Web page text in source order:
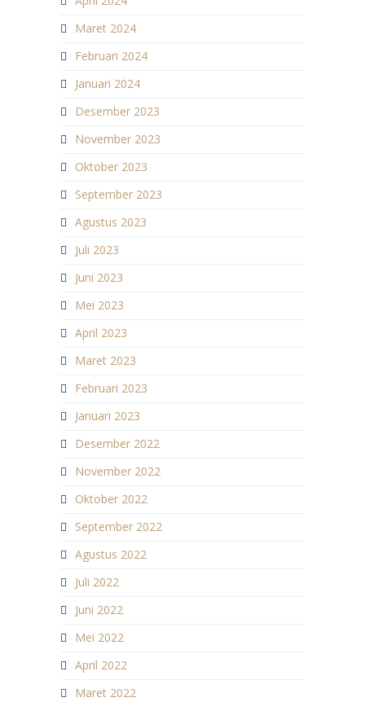
Maret 2024
Februari 2024
Januari 2024
Desember 2023
November 2023
Oktober 2023
September 2023
Agustus 2023
Juli 2023
Juni 2023
Mei 2023
April 2023
Maret 2023
Februari 2023
Januari 2023
Desember 2022
November 2022
Oktober 2022
September 2022
Agustus 2022
Juli 2022
Juni 2022
Mei 2022
April 2022
Maret 2022